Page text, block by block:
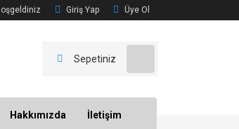
Giriş Yap Üye Ol
Sepetiniz
Hakkımızda İletişim